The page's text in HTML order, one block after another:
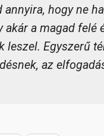
annyira, hogy ne
akár a magad felé
leszel. Egyszerű
az